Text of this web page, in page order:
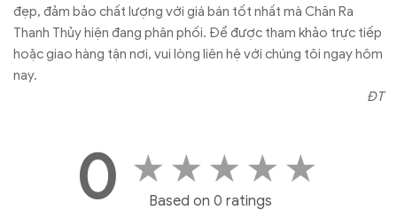
đẹp, đảm bảo chất lượng với giá bán tốt nhất mà Chăn Ra
Thanh Thủy hiện đang phân phối. Để được tham khảo trực tiếp
hoặc giao hàng tận nơi, vui lòng liên hệ với chúng tôi ngay hôm
nay.
ĐT
0 ★ ★ ★ ★ ★
Based on 0 ratings